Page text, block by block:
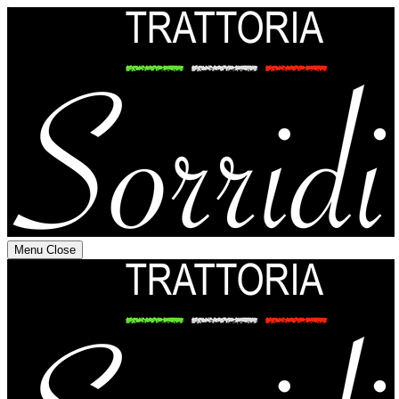
Menu Close